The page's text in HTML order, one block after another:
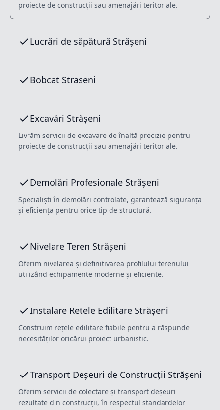
proiecte de construcții sau amenajări teritoriale.
Lucrări de săpătură Strășeni
Bobcat Straseni
Excavări Strășeni
Livrăm servicii de excavare de înaltă precizie pentru
proiecte de construcții sau amenajări teritoriale.
Demolări Profesionale Strășeni
Specialiști în demolări controlate, garantează siguranța
și eficiența pentru orice tip de structură.
Nivelare Teren Strășeni
Oferim nivelarea și definitivarea profilului terenului
utilizând echipamente moderne și eficiente.
Instalare Retele Edilitare Strășeni
Construim rețele edilitare fiabile pentru a răspunde
necesităților oricărui proiect urbanistic.
Transport Deșeuri de Construcții Strășeni
Oferim servicii de colectare și transport deșeuri
rezultate din construcții, în respectul standardelor